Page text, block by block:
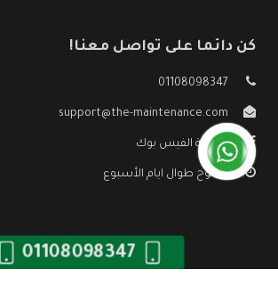
كن دائما على تواصل معنا!
01108098347
support@the-maintenance.com
صفحة الفيس بوك
مفتوح طوال ايام الأسبوع
01108098347